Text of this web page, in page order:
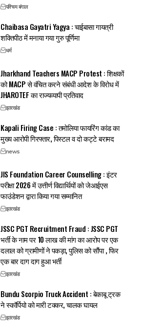
पश्चिम बंगाल
Chaibasa Gayatri Yagya : चाईबासा गायत्री
शक्तिपीठ में मनाया गया गुरु पूर्णिमा
धर्म
Jharkhand Teachers MACP Protest : शिक्षकों
को MACP से वंचित करने संबंधी आदेश के विरोध में
JHAROTEF का राज्यव्यापी प्रतिवाद
झारखंड
Kapali Firing Case : तमोलिया फायरिंग कांड का
मुख्य आरोपी गिरफ्तार, पिस्टल व दो कट्टे बरामद
news
JIS Foundation Career Counselling : इंटर
परीक्षा 2026 में उत्तीर्ण विद्यार्थियों को जेआईएस
फाउंडेशन द्वारा किया गया सम्मानित
झारखंड
JSSC PGT Recruitment Fraud : JSSC PGT
भर्ती के नाम पर 10 लाख की मांग का आरोप पर एक
दलाल को ग्रामीणों ने पकड़ा, पुलिस को सौंपा , फिर
एक बार दाग दाग हुआ भर्ती
झारखंड
Bundu Scorpio Truck Accident : बेकाबू ट्रक
ने स्कॉर्पियो को मारी टक्कर, चालक घायल
झारखंड